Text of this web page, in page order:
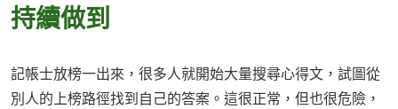
持續做到
記帳士放榜一出來，很多人就開始大量搜尋心得文，試圖從
別人的上榜路徑找到自己的答案。這很正常，但也很危險，